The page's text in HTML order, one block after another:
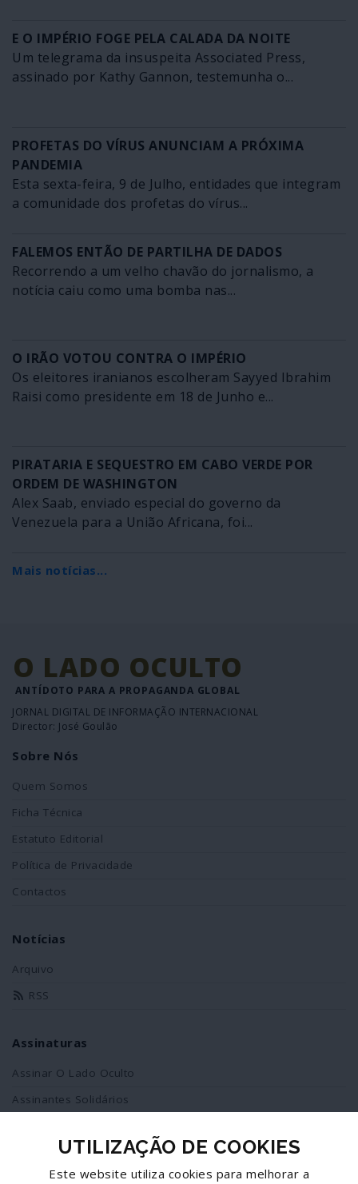
E O IMPÉRIO FOGE PELA CALADA DA NOITE
Um telegrama da insuspeita Associated Press,
assinado por Kathy Gannon, testemunha o...
PROFETAS DO VÍRUS ANUNCIAM A PRÓXIMA
PANDEMIA
Esta sexta-feira, 9 de Julho, entidades que integram
a comunidade dos profetas do vírus...
FALEMOS ENTÃO DE PARTILHA DE DADOS
Recorrendo a um velho chavão do jornalismo, a
notícia caiu como uma bomba nas...
O IRÃO VOTOU CONTRA O IMPÉRIO
Os eleitores iranianos escolheram Sayyed Ibrahim
Raisi como presidente em 18 de Junho e...
PIRATARIA E SEQUESTRO EM CABO VERDE POR
ORDEM DE WASHINGTON
Alex Saab, enviado especial do governo da
Venezuela para a União Africana, foi...
Mais notícias...
O LADO OCULTO
ANTÍDOTO PARA A PROPAGANDA GLOBAL
JORNAL DIGITAL DE INFORMAÇÃO INTERNACIONAL
Director: José Goulão
Sobre Nós
Quem Somos
Ficha Técnica
Estatuto Editorial
Política de Privacidade
Contactos
Notícias
Arquivo
RSS
Assinaturas
Assinar O Lado Oculto
Assinantes Solidários
Redes Sociais
Siga-nos no facebook
UTILIZAÇÃO DE COOKIES
Este website utiliza cookies para melhorar a